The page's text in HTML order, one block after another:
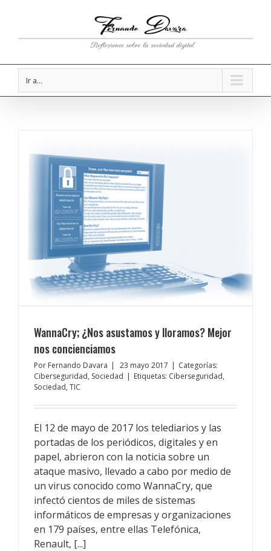
Ir a...
WannaCry; ¿Nos asustamos y lloramos? Mejor
nos concienciamos
Por Fernando Davara | 23 mayo 2017 | Categorías:
Ciberseguridad, Sociedad | Etiquetas: Ciberseguridad,
Sociedad, TIC
El 12 de mayo de 2017 los telediarios y las
portadas de los periódicos, digitales y en
papel, abrieron con la noticia sobre un
ataque masivo, llevado a cabo por medio de
un virus conocido como WannaCry, que
infectó cientos de miles de sistemas
informáticos de empresas y organizaciones
en 179 países, entre ellas Telefónica,
Renault, [...]